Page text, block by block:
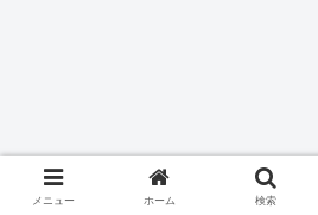
メニュー ホーム 検索